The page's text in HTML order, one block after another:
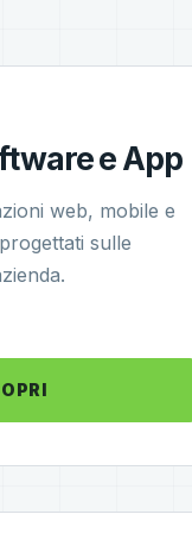
e App
web, mobile e
sulle